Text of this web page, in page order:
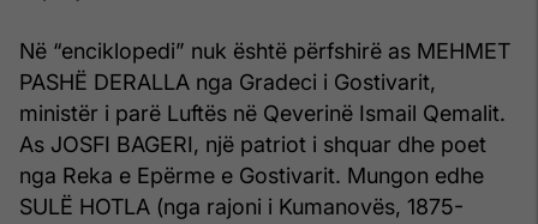
Në “enciklopedi” nuk është përfshirë as MEHMET
PASHË DERALLA nga Gradeci i Gostivarit,
ministër i parë Luftës në Qeverinë Ismail Qemalit.
As JOSFI BAGERI, një patriot i shquar dhe poet
nga Reka e Epërme e Gostivarit. Mungon edhe
SULË HOTLA (nga rajoni i Kumanovës, 1875-